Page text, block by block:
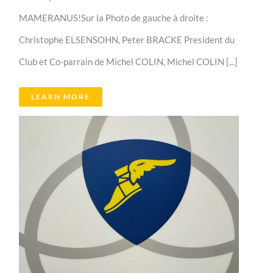
MAMERANUS!Sur la Photo de gauche à droite :
Christophe ELSENSOHN, Peter BRACKE President du
Club et Co-parrain de Michel COLIN, Michel COLIN [...]
LEARN MORE